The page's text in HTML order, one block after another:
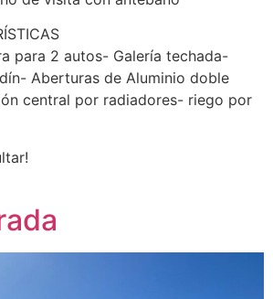
para 2 autos- Galería techada-
Aberturas de Aluminio doble
central por radiadores- riego por